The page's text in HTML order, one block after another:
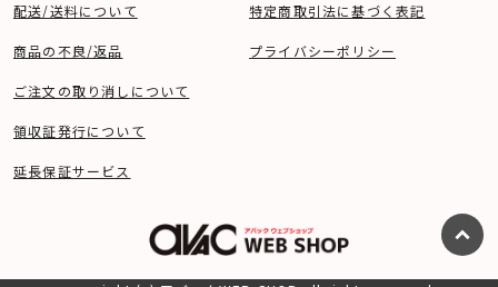
配送/送料について
商品の不良/返品
ご注文の取り消しについて
領収証発行について
延長保証サービス
特定商取引法に基づく表記
プライバシーポリシー